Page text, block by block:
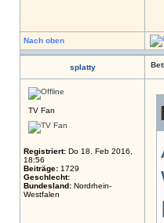
Nach oben
splatty
TV Fan
Registriert: Do 18. Feb 2016,
18:56
Beiträge: 1729
Geschlecht:
Bundesland: Nordrhein-
Westfalen